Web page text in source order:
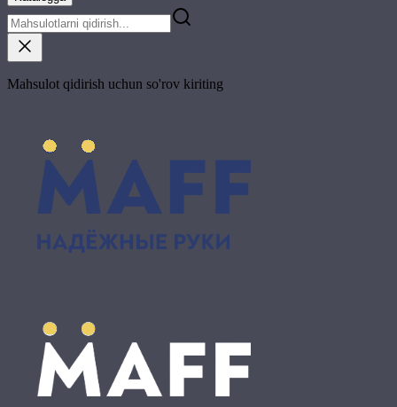
Mahsulot qidirish uchun so'rov kiriting